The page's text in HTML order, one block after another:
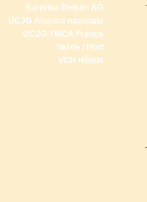
Surprise Reisen AG
UCJG Alliance nationale
UCJG-YMCA France
Val de l'Hort
VCH Hôtels